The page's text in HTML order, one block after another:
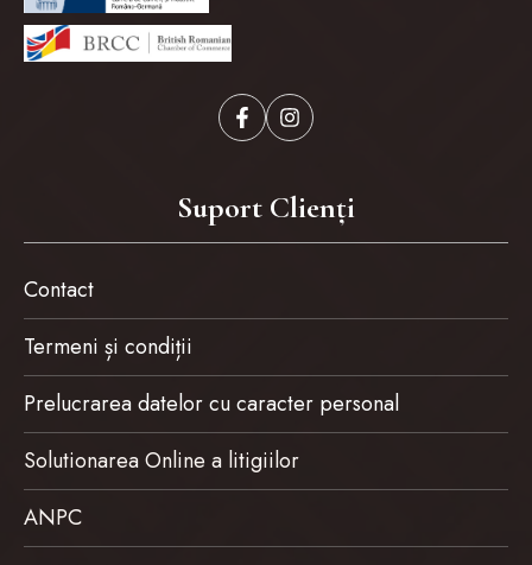
Suport Clienți
Contact
Termeni și condiții
Prelucrarea datelor cu caracter personal
Solutionarea Online a litigiilor
ANPC